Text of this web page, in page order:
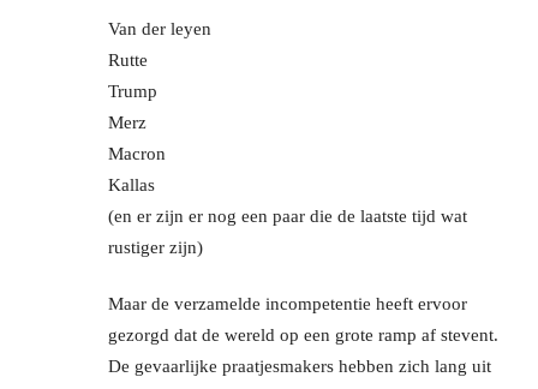
Van der leyen
Rutte
Trump
Merz
Macron
Kallas
(en er zijn er nog een paar die de laatste tijd wat
rustiger zijn)
Maar de verzamelde incompetentie heeft ervoor
gezorgd dat de wereld op een grote ramp af stevent.
De gevaarlijke praatjesmakers hebben zich lang uit